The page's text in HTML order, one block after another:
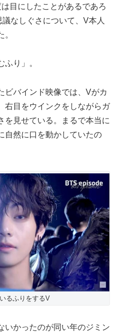
目にしたことがあるであろ
なしぐさについて、V本人
り」。
ビバインド映像では、Vがカ
右目をウインクをしながらガ
を見せている。まるで本当に
自然に口を動かしていたの
るふりをするV
いかったのが同い年のジミン